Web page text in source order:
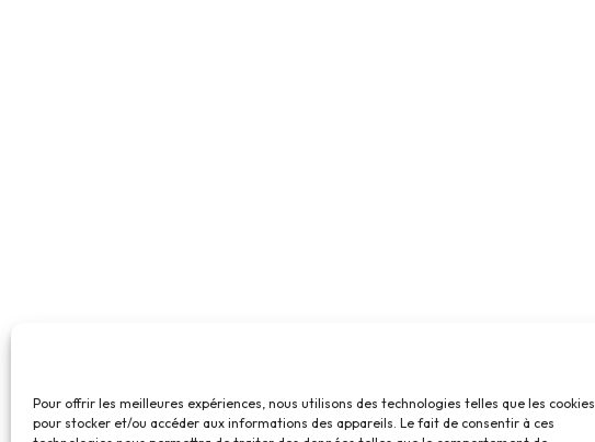
Pour offrir les meilleures expériences, nous utilisons des technologies telles que les cookies
pour stocker et/ou accéder aux informations des appareils. Le fait de consentir à ces